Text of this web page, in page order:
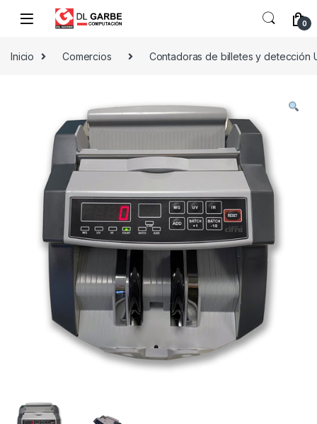
0
Inicio Comercios Contadoras de billetes y detección